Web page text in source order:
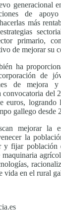
generacional
de
más
primario,
de mejorar su
ha
de
de mejora
del
euros, logrando
gallego desde
mejorar la
la
y fijar población
vida en el rural